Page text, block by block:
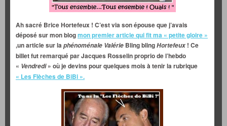
Ah sacré Brice Hortefeux ! C’est via son épouse que j’avais
déposé sur mon blogmon premier article qui fit ma « petite gloire »
,un article sur laphénoménale Valérie Bling blingHortefeux ! Ce
billet fut remarqué par Jacques Rosselin proprio de l’hebdo
« Vendredi» où je devins pour quelques mois à tenir la rubrique
« Les Flèches de BiBi ».